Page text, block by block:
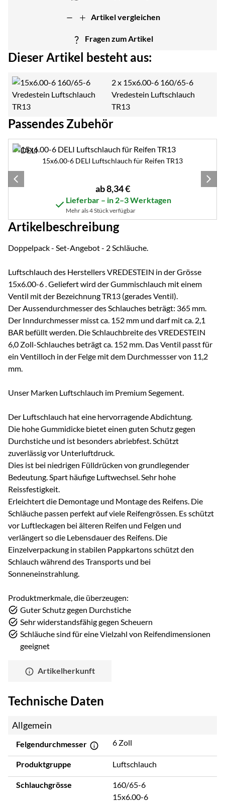
Artikel vergleichen
Fragen zum Artikel
Dieser Artikel besteht aus:
2 x 15x6.00-6 160/65-6
Vredestein Luftschlauch
TR13
Passendes Zubehör
Zubehör überspringen
15x6.00-6 DELI Luftschlauch für Reifen TR13
ab:
ab8,34€
Lieferbar – in 2–3 Werktagen
Mehr als 4 Stück verfügbar
Artikelbeschreibung
Doppelpack - Set-Angebot - 2 Schläuche.
Luftschlauch des Herstellers VREDESTEIN in der Grösse
15x6.00-6 . Geliefert wird der Gummischlauch mit einem
Ventil mit der Bezeichnung TR13 (gerades Ventil).
Der Aussendurchmesser des Schlauches beträgt: 365 mm.
Der Inndurchmesser misst ca. 152 mm und darf mit ca. 2,1
BAR befüllt werden. Die Schlauchbreite des VREDESTEIN
6,0 Zoll-Schlauches beträgt ca. 152 mm. Das Ventil passt für
ein Ventilloch in der Felge mit dem Durchmessser von 11,2
mm.
Unser Marken Luftschlauch im Premium Segement.
Der Luftschlauch hat eine hervorragende Abdichtung.
Die hohe Gummidicke bietet einen guten Schutz gegen
Durchstiche und ist besonders abriebfest. Schützt
zuverlässig vor Unterluftdruck.
Dies ist bei niedrigen Fülldrücken von grundlegender
Bedeutung. Spart häufige Luftwechsel. Sehr hohe
Reissfestigkeit.
Erleichtert die Demontage und Montage des Reifens. Die
Schläuche passen perfekt auf viele Reifengrössen. Es schützt
vor Luftleckagen bei älteren Reifen und Felgen und
verlängert so die Lebensdauer des Reifens. Die
Einzelverpackung in stabilen Pappkartons schützt den
Schlauch während des Transports und bei
Sonneneinstrahlung.
Produktmerkmale, die überzeugen:
Guter Schutz gegen Durchstiche
Sehr widerstandsfähig gegen Scheuern
Schläuche sind für eine Vielzahl von Reifendimensionen
geeignet
Artikelherkunft
Technische Daten
Allgemein
Felgendurchmesser 6 Zoll
Produktgruppe Luftschlauch
Schlauchgrösse
160/65-6
15x6.00-6